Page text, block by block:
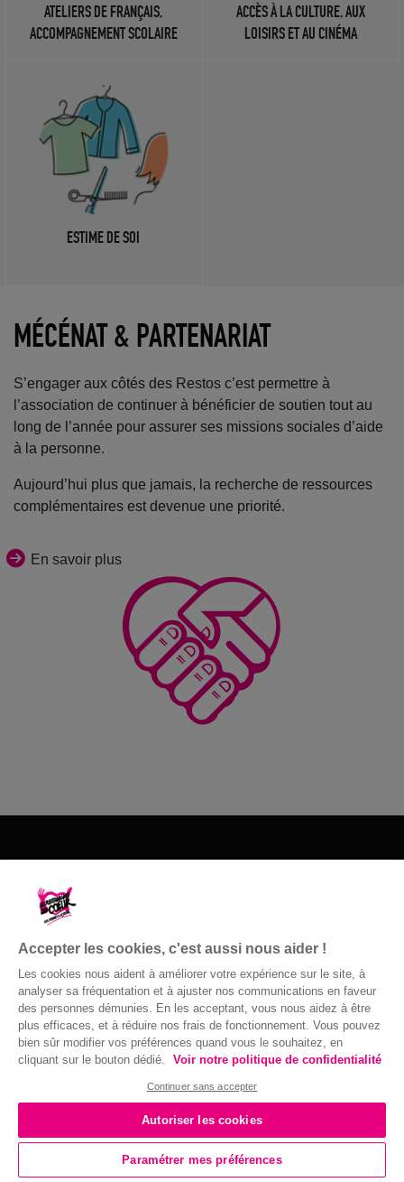
ATELIERS DE FRANÇAIS,
ACCOMPAGNEMENT SCOLAIRE
ACCÈS À LA CULTURE, AUX
LOISIRS ET AU CINÉMA
ESTIME DE SOI
MÉCÉNAT & PARTENARIAT
S’engager aux côtés des Restos c’est permettre à
l’association de continuer à bénéficier de soutien tout au
long de l’année pour assurer ses missions sociales d’aide
à la personne.
Aujourd’hui plus que jamais, la recherche de ressources
complémentaires est devenue une priorité.
En savoir plus
118 rue Adrienne Bolland
54180 HEILLECOURT
03 83 55 50 50
Nous contacter
Mentions légales| 2016 ©
© Gaston Bergeret
Accepter les cookies, c'est aussi nous aider !
Les cookies nous aident à améliorer votre expérience sur le site, à
analyser sa fréquentation et à ajuster nos communications en faveur
des personnes démunies. En les acceptant, vous nous aidez à être
plus efficaces, et à réduire nos frais de fonctionnement. Vous pouvez
bien sûr modifier vos préférences quand vous le souhaitez, en
cliquant sur le bouton dédié.
Voir notre politique de confidentialité
Continuer sans accepter
Autoriser les cookies
Paramétrer mes préférences